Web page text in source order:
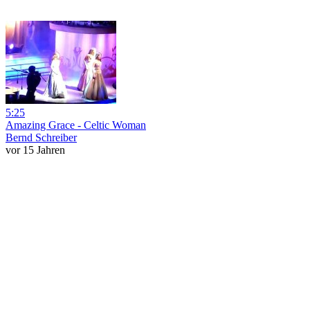
5:25
Amazing Grace - Celtic Woman
Bernd Schreiber
vor 15 Jahren